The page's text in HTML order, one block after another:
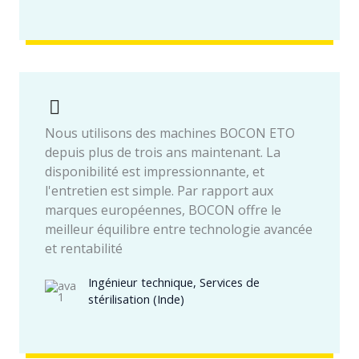
Nous utilisons des machines BOCON ETO
depuis plus de trois ans maintenant. La
disponibilité est impressionnante, et
l'entretien est simple. Par rapport aux
marques européennes, BOCON offre le
meilleur équilibre entre technologie avancée
et rentabilité
Ingénieur technique, Services de
stérilisation (Inde)